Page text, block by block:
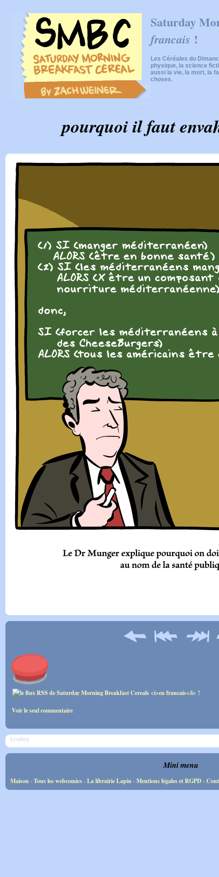
Saturday
francais !
Les Céréales du
physique, la science
aussi la vie, la mort, la
choses.
pourquoi il faut
Voir le seul commentaire
Loading
Mini menu
Maison-Tous les webcomics-La librairie Lapin-Mentions légales et RGPD-